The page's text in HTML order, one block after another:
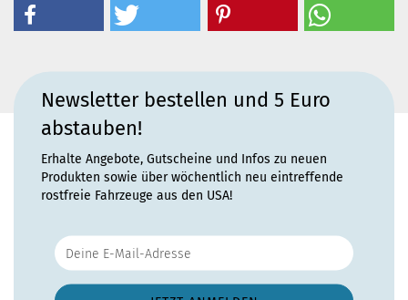
Newsletter bestellen und 5 Euro
abstauben!
Erhalte Angebote, Gutscheine und Infos zu neuen
Produkten sowie über wöchentlich neu eintreffende
rostfreie Fahrzeuge aus den USA!